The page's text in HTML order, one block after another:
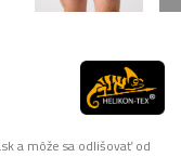
a môže sa odlišovať od